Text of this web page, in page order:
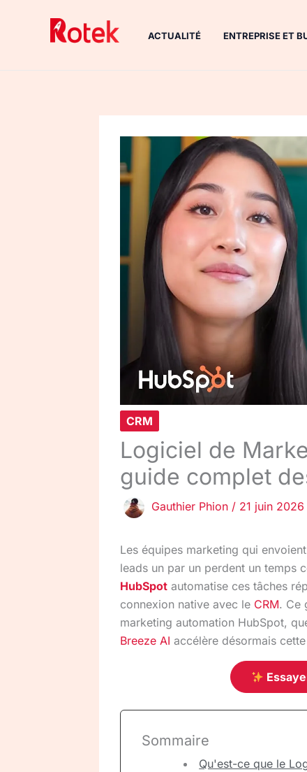
ACTUALITÉ ENTREPRISE ET
CRM
Logiciel de
guide complet
Gauthier Phion / 21 juin 2026
Les équipes marketing qui
leads un par un perdent un temps
HubSpot automatise ces tâches
connexion native avec le CRM. Ce
marketing automation HubSpot,
Breeze AI accélère désormais
Sommaire
Qu'est-ce que le